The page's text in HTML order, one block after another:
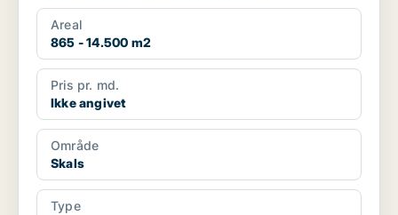
Areal
865 - 14.500 m2
Pris pr. md.
Ikke angivet
Område
Skals
Type